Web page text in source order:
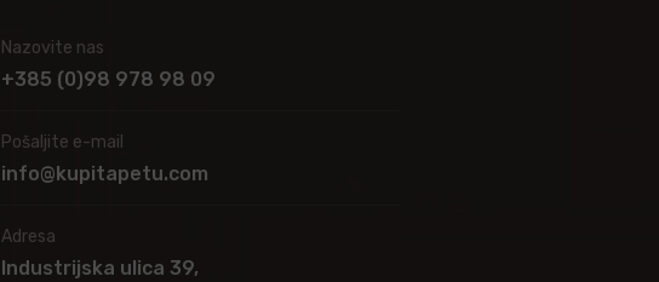
Nazovite nas
+385 (0)98 978 98 09
Pošaljite e-mail
info@kupitapetu.com
Adresa
Industrijska ulica 39,